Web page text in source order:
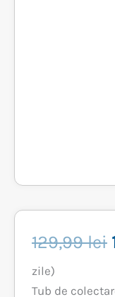
129,99lei
zile)
Tub de